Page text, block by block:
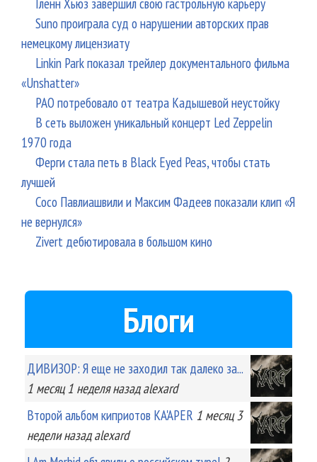
Suno проиграла суд о нарушении авторских прав
немецкому лицензиату
Linkin Park показал трейлер документального фильма
«Unshatter»
РАО потребовало от театра Кадышевой неустойку
В сеть выложен уникальный концерт Led Zeppelin
1970 года
Ферги стала петь в Black Eyed Peas, чтобы стать
лучшей
Сосо Павлиашвили и Максим Фадеев показали клип «Я
не вернулся»
Zivert дебютировала в большом кино
Блоги
ДИВИЗОР: Я еще не заходил так далеко за...
1 месяц 1 неделяназад alexard
Второй альбом киприотов KA'APER 1 месяц 3
неделиназад alexard